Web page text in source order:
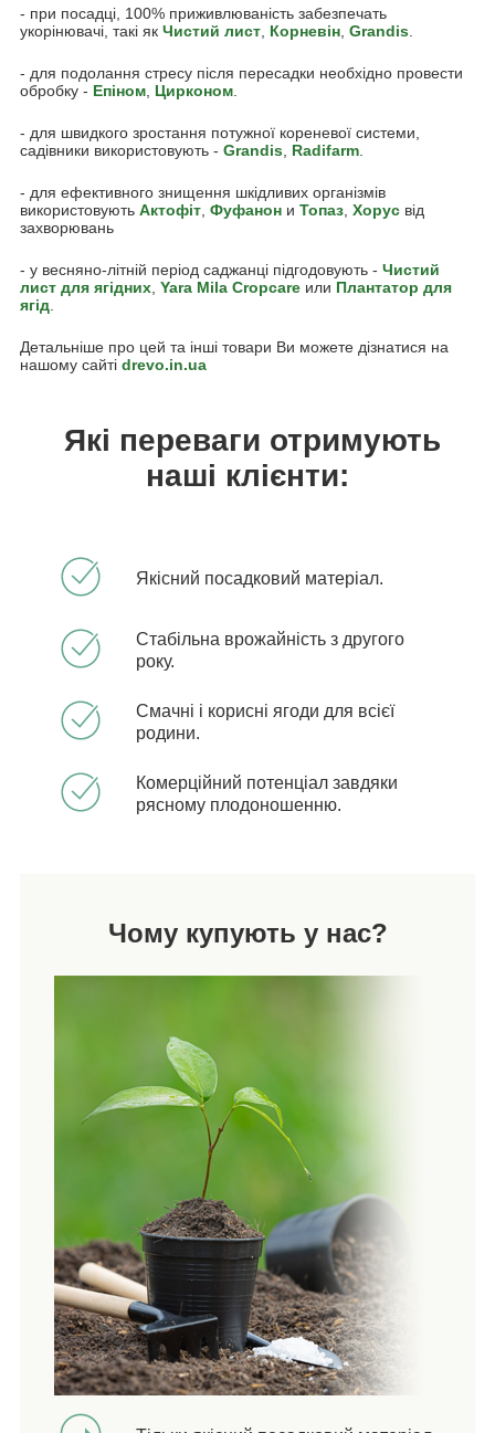
- при посадці, 100% приживлюваність забезпечать
укорінювачі, такі як Чистий лист Корневін Grandis
- для подолання стресу після пересадки необхідно провести
обробку - Епіном Цирконом
- для швидкого зростання потужної кореневої системи,
садівники використовують - Grandis Radifarm
- для ефективного знищення шкідливих організмів
використовують Актофіт Фуфанон и Топаз Хорус від
захворювань
- у весняно-літній період саджанці підгодовують - Чистий
лист для ягідних Yara Mila Cropcare или Плантатор для
ягід
Детальніше про цей та інші товари Ви можете дізнатися на
нашому сайті drevo.in.ua
Які переваги отримують
наші клієнти:
Якісний посадковий матеріал.
Стабільна врожайність з другого
року.
Смачні і корисні ягоди для всієї
родини.
Комерційний потенціал завдяки
рясному плодоношенню.
Чому купують у нас?